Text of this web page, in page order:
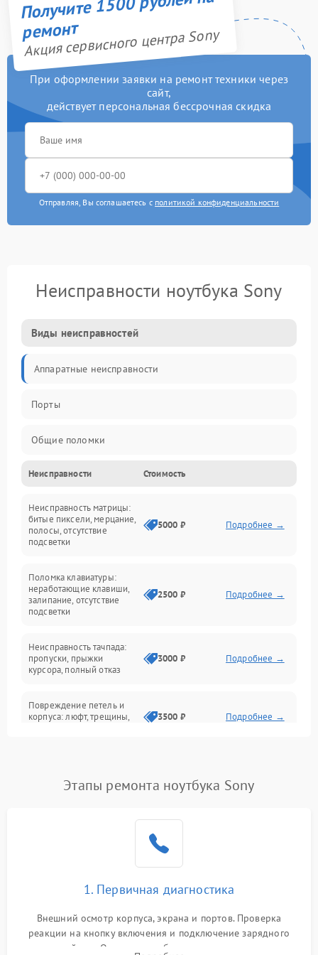
ремонт
Акция сервисного центра Sony
При оформлении заявки на ремонт техники через
сайт,
действует персональная бессрочная скидка
Отправляя, Вы соглашаетесь с политикой конфиденциальности
Неисправности ноутбука Sony
Виды неисправностей
Аппаратные неисправности
Порты
Общие поломки
Устройства
Программные ошибки
Электрические и системные сбои
Интерфейсные проблемы
Батарея
Сеть и интернет
Неисправности Стоимость
Неисправность матрицы:
битые пиксели, мерцание,
полосы, отсутствие
подсветки
5000 ₽ Подробнее →
Поломка клавиатуры:
неработающие клавиши,
залипание, отсутствие
подсветки
2500 ₽ Подробнее →
Неисправность тачпада:
пропуски, прыжки
курсора, полный отказ
3000 ₽ Подробнее →
Повреждение петель и
корпуса: люфт, трещины,
3500 ₽ Подробнее →
невозможность зарядки,
2500 ₽ Подробнее →
2000 ₽
Перегрев из‑за пыли,
неисправности кулера
Выход из строя SSD или
Этапы ремонта ноутбука Sony
1. Первичная диагностика
Внешний осмотр корпуса, экрана и портов. Проверка
реакции на кнопку включения и подключение зарядного
устройства. Оценка потребления тока с помощью